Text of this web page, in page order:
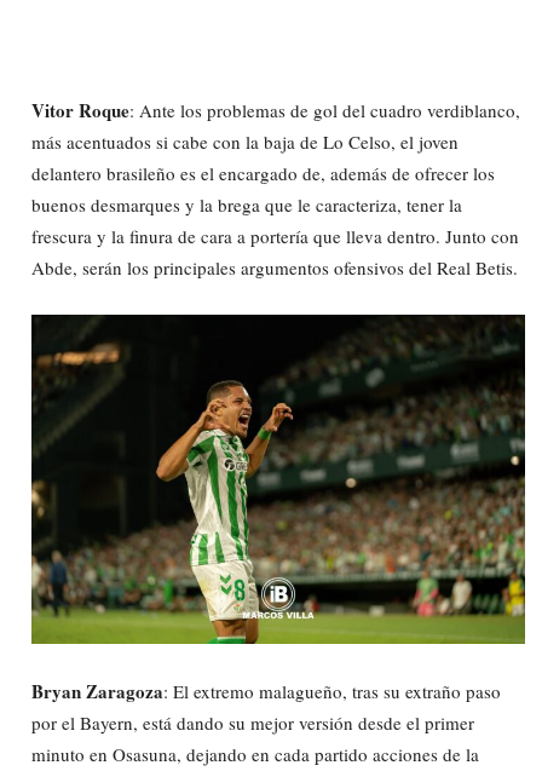
Vitor Roque: Ante los problemas de gol del cuadro verdiblanco,
más acentuados si cabe con la baja de Lo Celso, el joven
delantero brasileño es el encargado de, además de ofrecer los
buenos desmarques y la brega que le caracteriza, tener la
frescura y la finura de cara a portería que lleva dentro. Junto con
Abde, serán los principales argumentos ofensivos del Real Betis.
Bryan Zaragoza: El extremo malagueño, tras su extraño paso
por el Bayern, está dando su mejor versión desde el primer
minuto en Osasuna, dejando en cada partido acciones de la